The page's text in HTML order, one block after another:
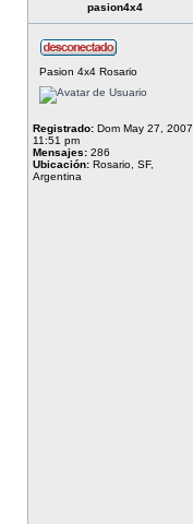
pasion4x4
Pasion 4x4 Rosario
Registrado: Dom May 27, 2007
11:51 pm
Mensajes: 286
Ubicación: Rosario, SF,
Argentina